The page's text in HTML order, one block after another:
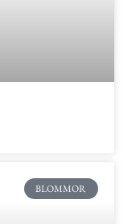
BLOMMOR